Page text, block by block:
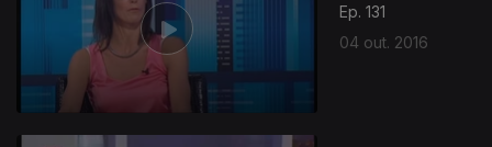
Ep. 131
04 out. 2016